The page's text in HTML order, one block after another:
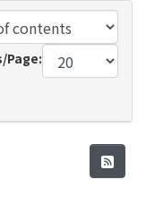
Page: